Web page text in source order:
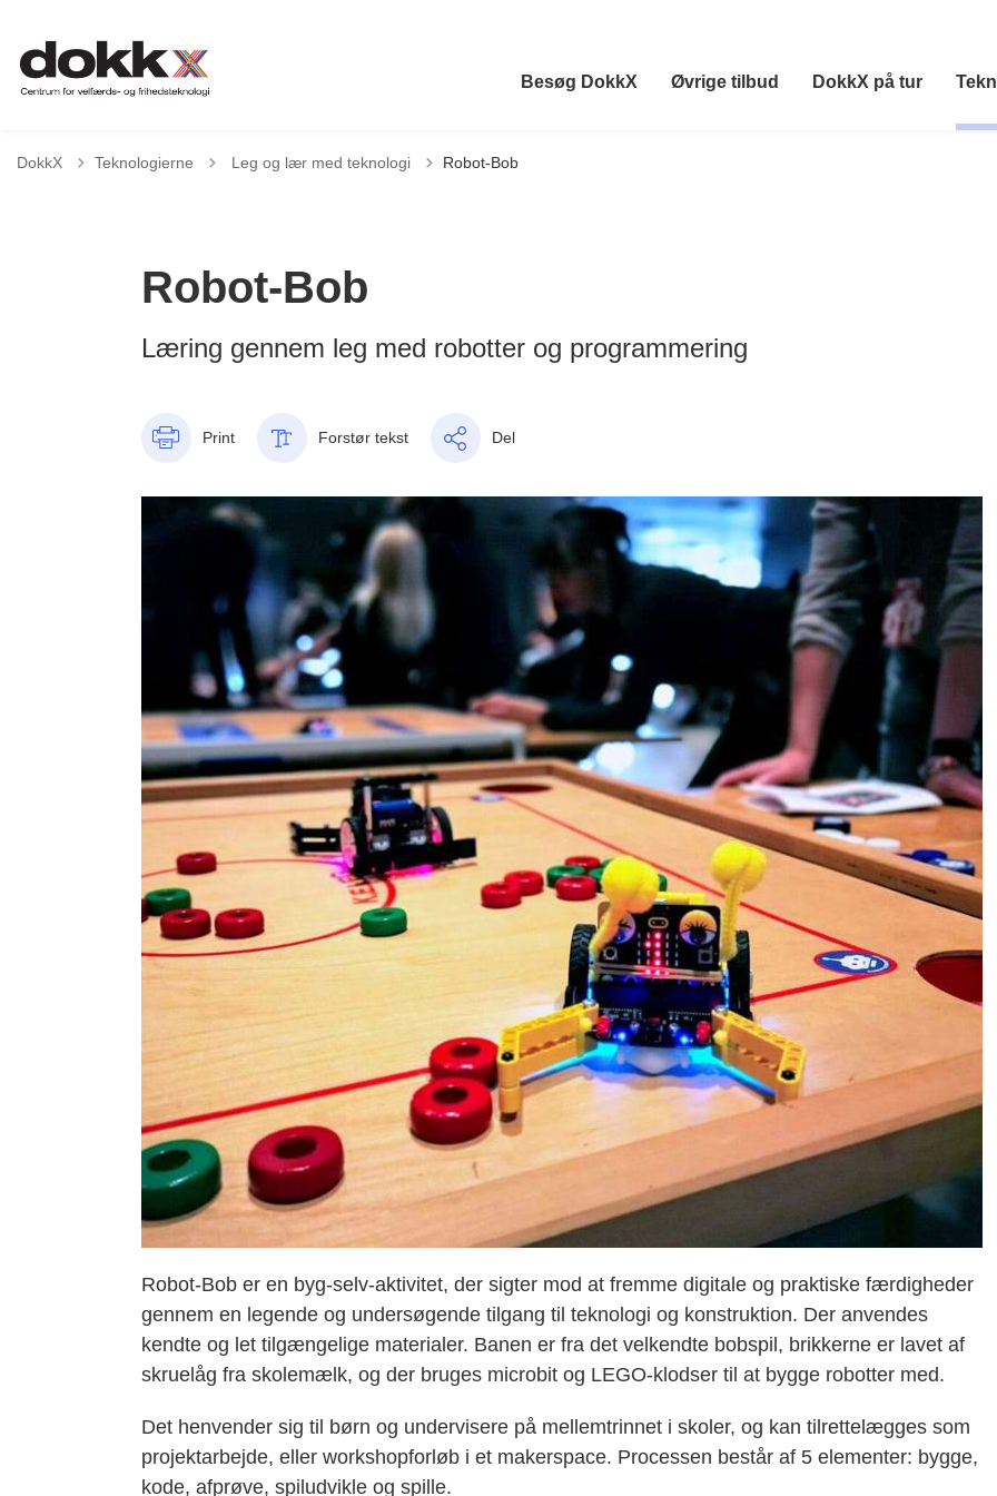
Besøg DokkX Øvrige tilbud DokkX på tur
DokkX Teknologierne Tilbage til
Leg og lær med teknologi Robot-Bob
Robot-Bob
Læring gennem leg med robotter og programmering
Print Forstør tekst Del
Robot-Bob er en byg-selv-aktivitet, der sigter mod at fremme digitale og praktiske færdigheder
gennem en legende og undersøgende tilgang til teknologi og konstruktion. Der anvendes
kendte og let tilgængelige materialer. Banen er fra det velkendte bobspil, brikkerne er lavet af
skruelåg fra skolemælk, og der bruges microbit og LEGO-klodser til at bygge robotter med.
Det henvender sig til børn og undervisere på mellemtrinnet i skoler, og kan tilrettelægges som
projektarbejde, eller workshopforløb i et makerspace. Processen består af 5 elementer: bygge,
kode, afprøve, spiludvikle og spille.